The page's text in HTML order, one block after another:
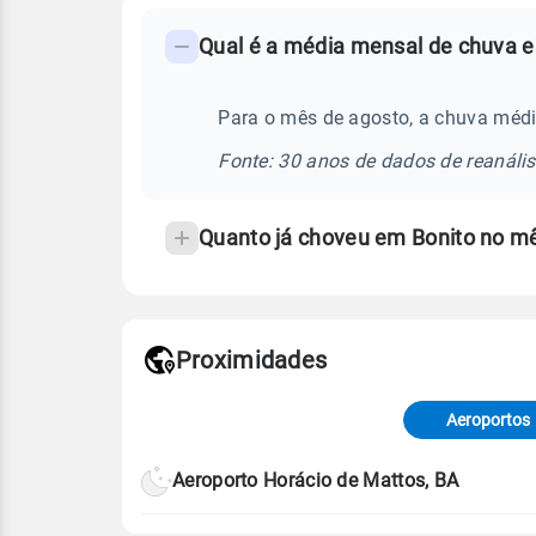
frequentes
temperatura
Qual é a média mensal de chuva
Para o mês de agosto, a chuva
Fonte: 30 anos de dados de
Quanto já choveu em Bonito no
de Tempo e Estudos Climáticos
Proximidades
Aeroportos
Aeroporto Horácio de Mattos, BA